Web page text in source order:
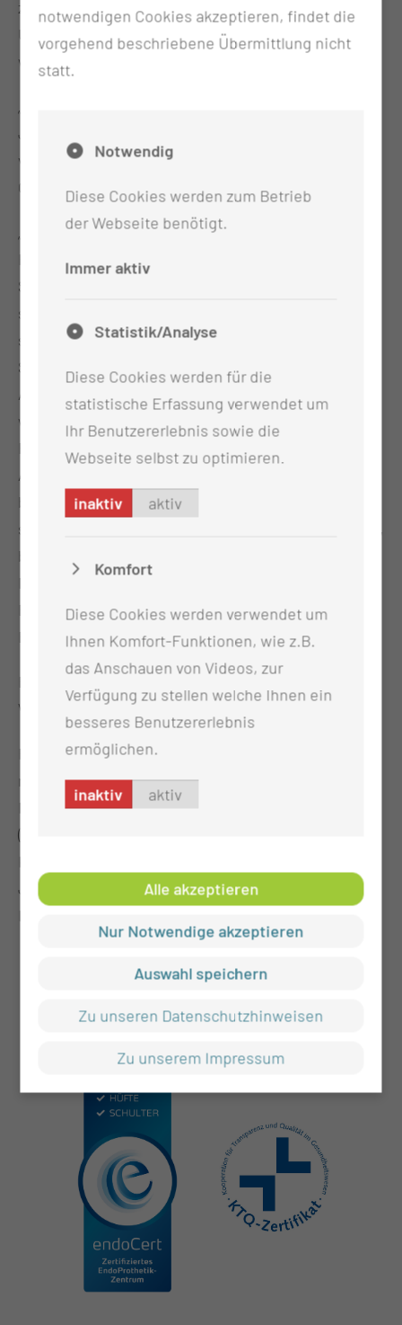
z.B. die Herz-Druck-Massage mit telefonischer
Unterstützung durch die Leitstelle durchgeführt
wird.
„Wir haben mehrere Notfall-Übungs-Puppen dabei.
Jeder kann sich mal selbst an einer Reanimation
versuchen“, so Dr. Thomas Lembcke – einer der
Organisatoren der Veranstaltung.
„ Prüfen – Rufen – Drücken, so funktioniert Erste
Hilfe bei einem Herz-Kreislauf-Stillstand. Prüfen
Sie, ist die Person tatsächlich bewusstlos oder
schläft sie vielleicht nur? Atmet sie normal? Dazu
sprechen Sie die Person laut an, rütteln an ihren
Schultern und überprüfen die Atmung.
Anschließend rufen Sie um Hilfe in der Nähe und
wählen den Notruf des Rettungsdienstes und der
Feuerwehr 112. Bei Bewusstlosen ohne normale
Atmung zögern Sie nicht, sofort zu drücken: Mit
beiden Händen in der Mitte des Brustkorbs. Sie
sollten bei der Herz-Druck-Massage kräftig drücken,
bei Erwachsenen 5 bis 6 cm tief, 100 bis 120 mal pro
Minute. Die Disponenten der Leitstelle geben im
Ernstfall dabei hilfreiche Unterstützung bis zum
Eintreffen weiterer Helfer.“
Begleitet wird der Cottbuser Tag der
Wiederbelebung vom Radio Cottbus-Morgenteam.
Foto v.l.n.r.: Christian Risse (Radio Cottbus), Dr.
med. Kay Kloft (Leitender Oberarzt Zentrale
Notaufnahme CTK), Dr. med. Thomas Lembcke
(Ärztlicher Leiter Rettungsdienst Cottbus), Cindy
Krone (Lausitzer Rettungsdienstschule), Dr. med.
Jens Soukup (Chefarzt Klinik für Anästhesie und
notwendigen Cookies akzeptieren, findet die
vorgehend beschriebene Übermittlung nicht
statt.
Notwendig
Diese Cookies werden zum Betrieb
der Webseite benötigt.
Immer aktiv
Statistik/Analyse
Diese Cookies werden für die
statistische Erfassung verwendet um
Ihr Benutzererlebnis sowie die
Webseite selbst zu optimieren.
inaktiv aktiv
Komfort
Diese Cookies werden verwendet um
Ihnen Komfort-Funktionen, wie z.B.
das Anschauen von Videos, zur
Verfügung zu stellen welche Ihnen ein
besseres Benutzererlebnis
ermöglichen.
inaktiv aktiv
Alle akzeptieren
Nur Notwendige akzeptieren
Auswahl speichern
Zu unseren Datenschutzhinweisen
Zu unserem Impressum